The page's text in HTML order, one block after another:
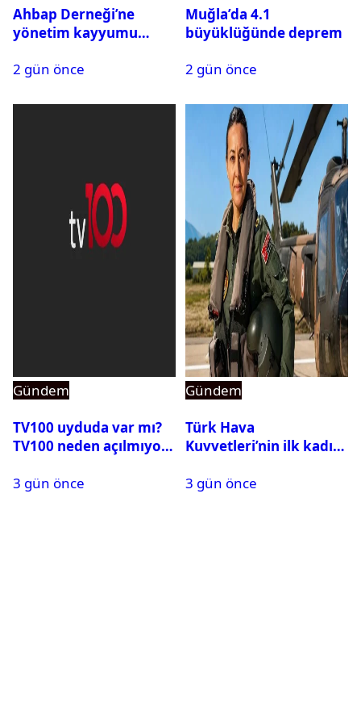
Ahbap Derneği’ne
yönetim kayyumu
açıldı
2 gün önce
Muğla’da 4.1
büyüklüğünde deprem
2 gün önce
Gündem
TV100 uyduda var mı?
TV100 neden açılmıyor?
3 gün önce
Gündem
Türk Hava
Kuvvetleri’nin ilk kadın
Karapınar hakkında
3 gün önce